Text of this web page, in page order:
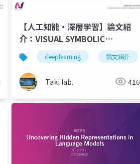
深層学習 人工知能
【人工知能・深層学習】論文紹
介：VISUAL SYMBOLIC
MECHANISMS: EMERGENT
SYMBOL PROCESSING IN
VISION LANGUAGE MODELS
deeplearning 論文紹介
Taki lab. 416